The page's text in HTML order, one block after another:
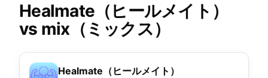
Healmate（ヒールメイト）
vs mix（ミックス）
Healmate（ヒールメイト）